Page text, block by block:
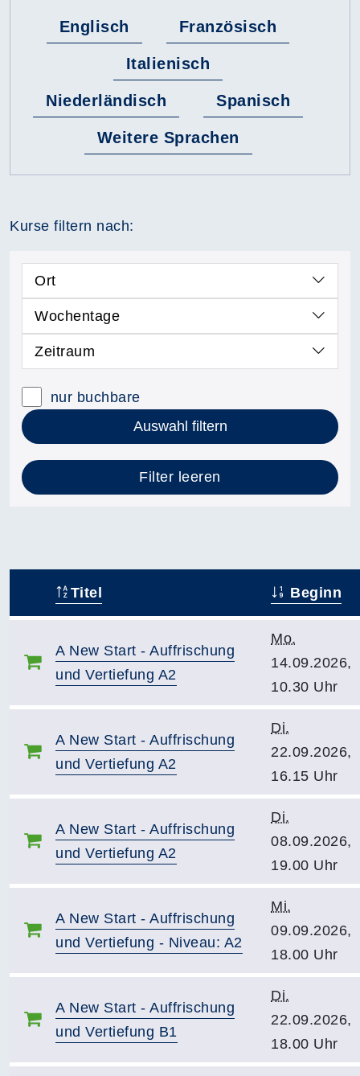
Englisch Französisch
Italienisch
Niederländisch Spanisch
Weitere Sprachen
Kurse filtern nach:
Ort
Wochentage
Zeitraum
nur buchbare
Auswahl filtern
Filter leeren
Titel Beginn
A New Start - Auffrischung
und Vertiefung A2
Mo.
14.09.2026,
10.30 Uhr
A New Start - Auffrischung
und Vertiefung A2
Di.
22.09.2026,
16.15 Uhr
A New Start - Auffrischung
und Vertiefung A2
Di.
08.09.2026,
19.00 Uhr
A New Start - Auffrischung
und Vertiefung - Niveau: A2
Mi.
09.09.2026,
18.00 Uhr
A New Start - Auffrischung
und Vertiefung B1
Di.
22.09.2026,
18.00 Uhr